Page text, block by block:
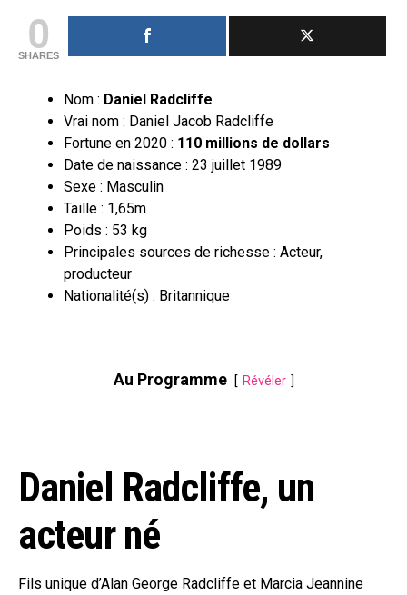
0
SHARES
Nom : Daniel Radcliffe
Vrai nom : Daniel Jacob Radcliffe
Fortune en 2020 : 110 millions de dollars
Date de naissance : 23 juillet 1989
Sexe : Masculin
Taille : 1,65m
Poids : 53 kg
Principales sources de richesse : Acteur,
producteur
Nationalité(s) : Britannique
Au Programme Révéler
Daniel Radcliffe, un
acteur né
Fils unique d’Alan George Radcliffe et Marcia Jeannine